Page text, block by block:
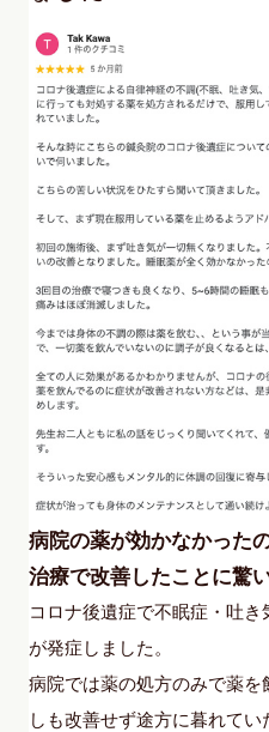
病院の薬が効かなかった
治療で改善したことに驚
コロナ後遺症で不眠症・吐き
が発症しました。
病院では薬の処方のみで薬を
しも改善せず途方に暮れてい